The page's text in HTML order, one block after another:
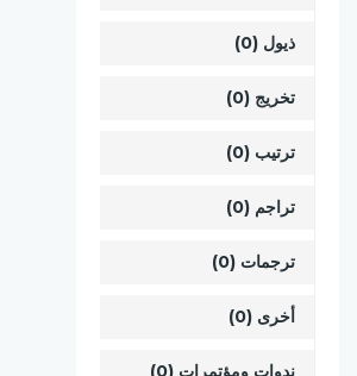
ذيول (0)
تخريج (0)
ترتيب (0)
تراجم (0)
ترجمات (0)
أخرى (0)
ندوات ومؤتمرات (0)